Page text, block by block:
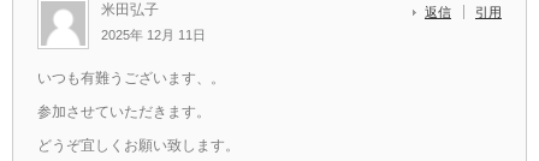
米田弘子
2025年 12月 11日
返信 引用
いつも有難うございます、。
参加させていただきます。
どうぞ宜しくお願い致します。